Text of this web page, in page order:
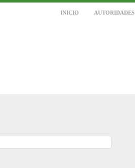
INICIO AUTORIDADES